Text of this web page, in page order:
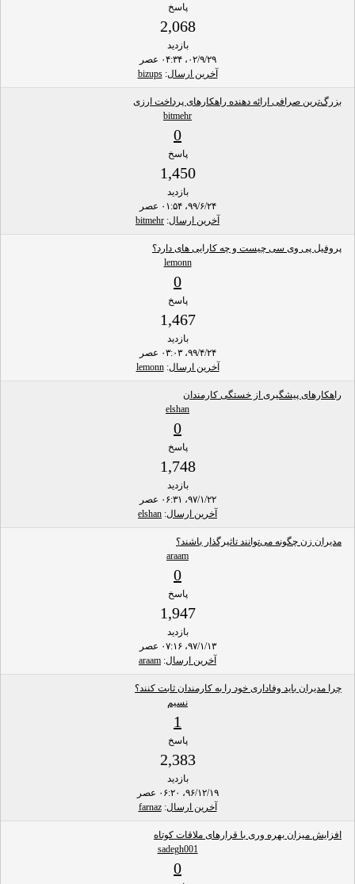
پاسخ
2,068
بازدید
۰۲/۹/۲۹، ۰۴:۳۴ عصر
آخرین ارسال:
bizups
بزرگ‌ترین صرافی ارائه دهنده راهکارهای پرداخت ارزی
bitmehr
0
پاسخ
1,450
بازدید
۹۹/۶/۲۴، ۰۱:۵۴ عصر
آخرین ارسال:
bitmehr
پروفیل پی وی سی چیست و چه کارایی های دارد؟
lemonn
0
پاسخ
1,467
بازدید
۹۹/۴/۲۴، ۰۳:۰۳ عصر
آخرین ارسال:
lemonn
راهکارهای پیشگیری از خستگی کارمندان
elshan
0
پاسخ
1,748
بازدید
۹۷/۱/۲۲، ۰۶:۳۱ عصر
آخرین ارسال:
elshan
مدیران زن چگونه می‌توانند تاثیرگذار باشند؟
araam
0
پاسخ
1,947
بازدید
۹۷/۱/۱۳، ۰۷:۱۶ عصر
آخرین ارسال:
araam
چرا مدیران باید وفاداری خود را به کارمندان ثابت کنند؟
نسیم
1
پاسخ
2,383
بازدید
۹۶/۱۲/۱۹، ۰۶:۲۰ عصر
آخرین ارسال:
farnaz
افزایش میزان بهره وری با قرارهای ملاقات‌ کوتاه
sadegh001
0